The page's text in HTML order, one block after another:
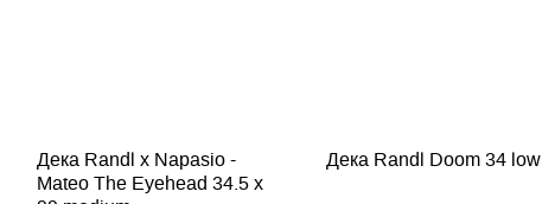
Дека Randl x Napasio -
Mateo The Eyehead 34.5 х
Дека Randl Doom 34 low